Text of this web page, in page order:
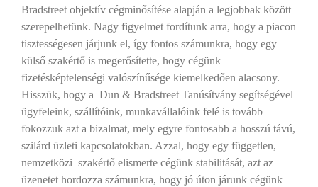
Bradstreet objektív cégminősítése alapján a legjobbak között
szerepelhetünk. Nagy figyelmet fordítunk arra, hogy a piacon
tisztességesen járjunk el, így fontos számunkra, hogy egy
külső szakértő is megerősítette, hogy cégünk
fizetésképtelenségi valószínűsége kiemelkedően alacsony.
Hisszük, hogy a Dun & Bradstreet Tanúsítvány segítségével
ügyfeleink, szállítóink, munkavállalóink felé is tovább
fokozzuk azt a bizalmat, mely egyre fontosabb a hosszú távú,
szilárd üzleti kapcsolatokban. Azzal, hogy egy független,
nemzetközi szakértő elismerte cégünk stabilitását, azt az
üzenetet hordozza számunkra, hogy jó úton járunk cégünk